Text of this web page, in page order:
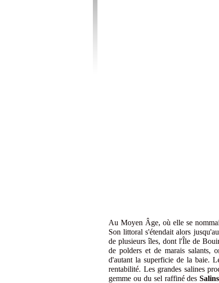
Au Moyen Âge, où elle se
Son littoral s'étendait alors
de plusieurs îles, dont l'Île de
de polders et de marais salants,
d'autant la superficie de la baie.
rentabilité. Les grandes salines
gemme ou du sel raffiné des